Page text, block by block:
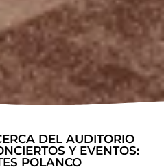
DEL AUDITORIO
Y EVENTOS:
POLANCO